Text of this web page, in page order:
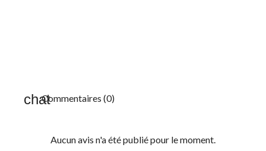
Commentaires (0)
Aucun avis n'a été publié pour le moment.